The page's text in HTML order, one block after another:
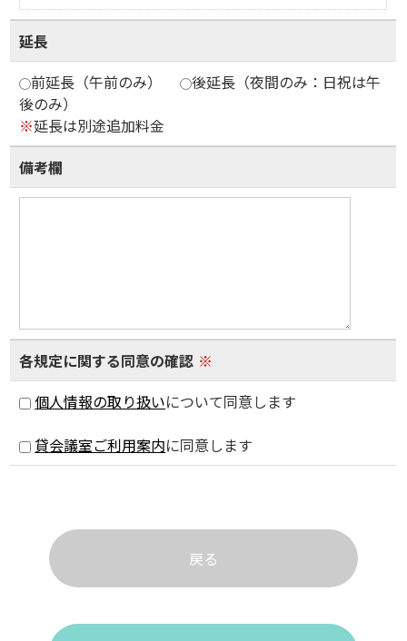
延長
前延長（午前のみ）
後延長（夜間のみ：日祝は午
後のみ）
※延長は別途追加料金
備考欄
各規定に関する同意の確認 ※
個人情報の取り扱いについて同意します
貸会議室ご利用案内に同意します
戻る